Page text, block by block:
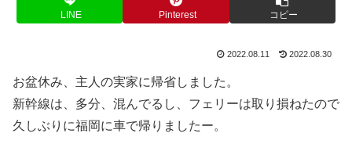
LINE Pinterest コピー
2022.08.11 2022.08.30
お盆休み、主人の実家に帰省しました。
新幹線は、多分、混んでるし、フェリーは取り損ねたので
久しぶりに福岡に車で帰りましたー。